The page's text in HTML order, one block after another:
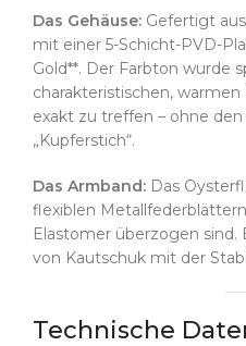
Das Gehäuse: Gefertigt
mit einer 5-Schicht-PVD-
Gold**. Der Farbton wurde
charakteristischen,
exakt zu treffen – ohne
„Kupferstich“.
Das Armband: Das
flexiblen
Elastomer überzogen
von Kautschuk mit der
Technische